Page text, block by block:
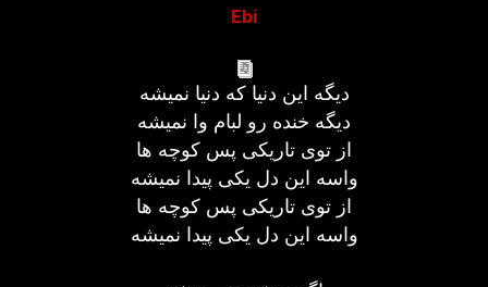
Ebi
دیگه این دنیا که دنیا نمیشه
دیگه خنده رو لبام وا نمیشه
از توی تاریکی پس کوچه ها
واسه این دل یکی پیدا نمیشه
از توی تاریکی پس کوچه ها
واسه این دل یکی پیدا نمیشه